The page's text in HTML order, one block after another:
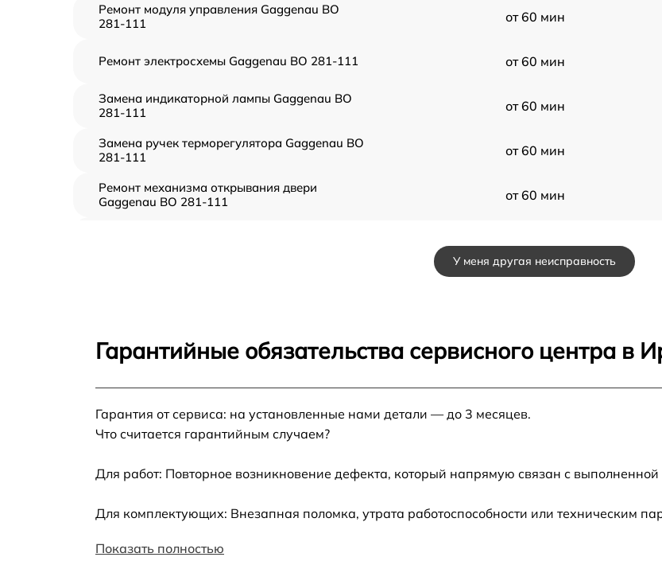
Ремонт модуля управления Gaggenau BO
281-111
от 60 мин
Ремонт электросхемы Gaggenau BO 281-111 от 60 мин
Замена индикаторной лампы Gaggenau BO
281-111
от 60 мин
Замена ручек терморегулятора Gaggenau BO
281-111
от 60 мин
Ремонт механизма открывания двери
Gaggenau BO 281-111
от 60 мин
Замена шнура питания Gaggenau BO 281-
Замена термодатчика Gaggenau BO 281-111 от 60 мин
281-111
У меня другая неисправность
Гарантийные обязательства сервисного центра в
Гарантия от сервиса: на установленные нами детали — до 3 месяцев.
Что считается гарантийным случаем?
Для работ: Повторное возникновение дефекта, который напрямую связан с
Для комплектующих: Внезапная поломка, утрата работоспособности или техническим
Показать полностью